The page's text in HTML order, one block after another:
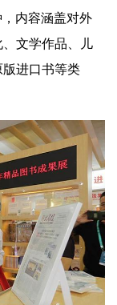
内容涵盖对外
文学作品、儿
进口书等类